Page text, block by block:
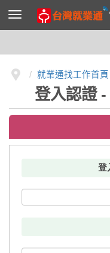
導
列
就業通找工作首頁
登入認證
登